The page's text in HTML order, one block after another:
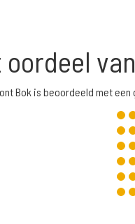
oordeel
Bok is beoordeeld met